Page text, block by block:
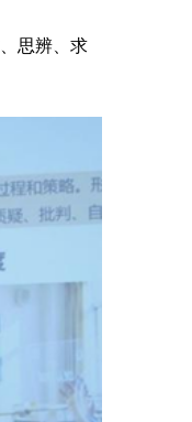
思辨、求